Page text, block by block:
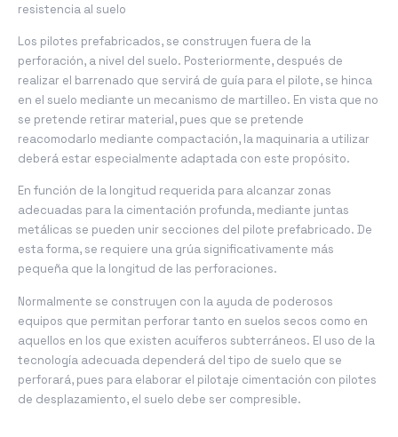
resistencia al suelo
Los pilotes prefabricados, se construyen fuera de la
perforación, a nivel del suelo. Posteriormente, después de
realizar el barrenado que servirá de guía para el pilote, se hinca
en el suelo mediante un mecanismo de martilleo. En vista que no
se pretende retirar material, pues que se pretende
reacomodarlo mediante compactación, la maquinaria a utilizar
deberá estar especialmente adaptada con este propósito.
En función de la longitud requerida para alcanzar zonas
adecuadas para la cimentación profunda, mediante juntas
metálicas se pueden unir secciones del pilote prefabricado. De
esta forma, se requiere una grúa significativamente más
pequeña que la longitud de las perforaciones.
Normalmente se construyen con la ayuda de poderosos
equipos que permitan perforar tanto en suelos secos como en
aquellos en los que existen acuíferos subterráneos. El uso de la
tecnología adecuada dependerá del tipo de suelo que se
perforará, pues para elaborar el pilotaje cimentación con pilotes
de desplazamiento, el suelo debe ser compresible.